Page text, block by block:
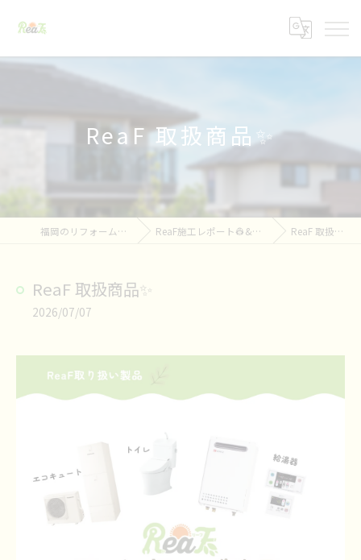
ReaF 取扱商品✨
福岡のリフォームならReaF ReaF施工レポート👷&お知らせ📢 ReaF 取扱商品✨
ReaF 取扱商品✨
2026/07/07